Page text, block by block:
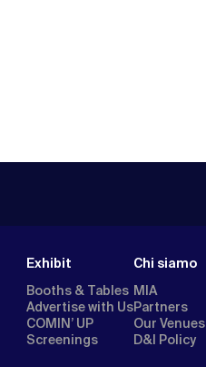
Exhibit
Booths & Tables
Advertise with Us
COMIN’ UP
Screenings
Chi siamo
MIA
Partners
Our Venues
D&I Policy